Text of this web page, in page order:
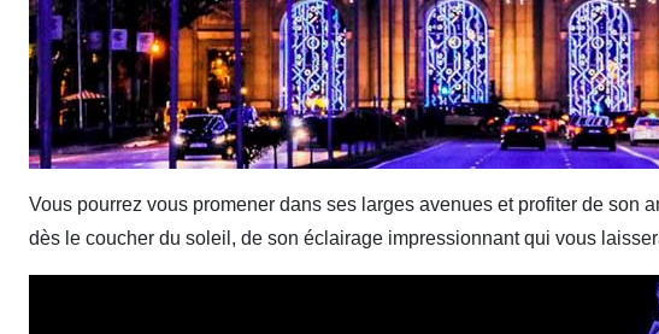
Vous pourrez vous promener dans ses larges avenues et profiter de son
dès le coucher du soleil, de son éclairage impressionnant qui vous